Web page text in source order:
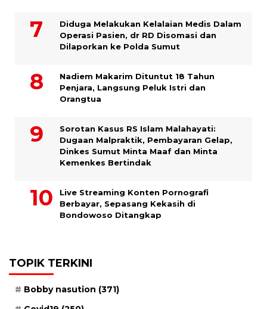
Diduga Melakukan Kelalaian Medis Dalam
Operasi Pasien, dr RD Disomasi dan
Dilaporkan ke Polda Sumut
​Nadiem Makarim Dituntut 18 Tahun
Penjara, Langsung Peluk Istri dan
Orangtua
Sorotan Kasus RS Islam Malahayati:
Dugaan Malpraktik, Pembayaran Gelap,
Dinkes Sumut Minta Maaf dan Minta
Kemenkes Bertindak
Live Streaming Konten Pornografi
Berbayar, Sepasang Kekasih di
Bondowoso Ditangkap
TOPIK TERKINI
Bobby nasution (371)